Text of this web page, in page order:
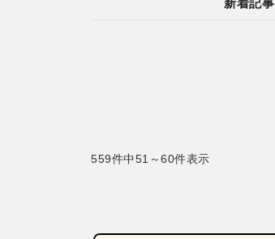
新着記事
559件中51～60件表示